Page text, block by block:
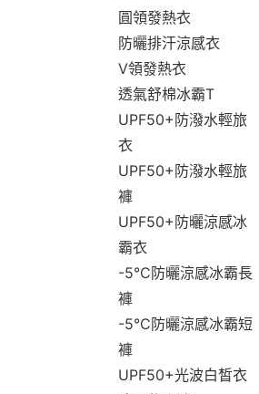
圓領發熱衣
防曬排汗涼感衣
V領發熱衣
透氣舒棉冰霸T
UPF50+防潑水輕旅
衣
UPF50+防潑水輕旅
褲
UPF50+防曬涼感冰
霸衣
-5°C防曬涼感冰霸長
褲
-5°C防曬涼感冰霸短
褲
UPF50+光波白皙衣